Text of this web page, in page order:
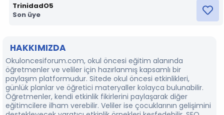
TrinidadO5
Son üye
HAKKIMIZDA
Okuloncesiforum.com, okul öncesi eğitim alanında
öğretmenler ve veliler için hazırlanmış kapsamlı bir
paylaşım platformudur. Sitede okul öncesi etkinlikleri,
günlük planlar ve öğretici materyaller kolayca bulunabilir.
Öğretmenler, kendi etkinlik fikirlerini paylaşarak diğer
eğitimcilere ilham verebilir. Veliler ise çocuklarının gelişimini